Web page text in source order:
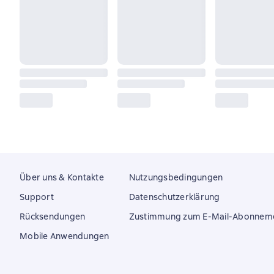
Über uns & Kontakte
Support
Rücksendungen
Mobile Anwendungen
Nutzungsbedingungen
Datenschutzerklärung
Zustimmung zum E-Mail-